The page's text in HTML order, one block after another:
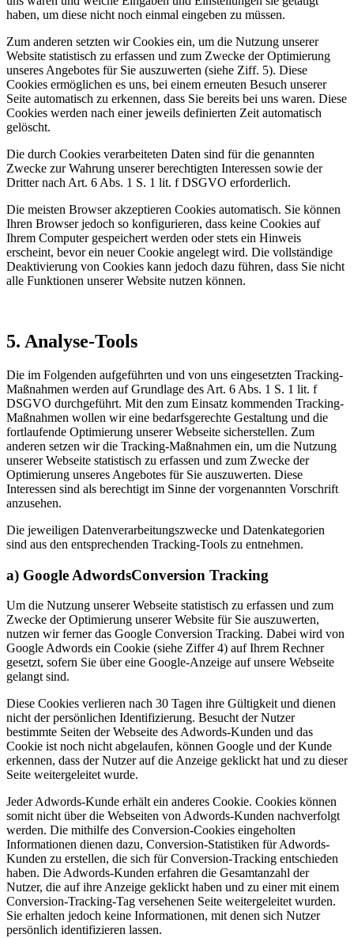
haben, um diese nicht noch einmal eingeben zu müssen.
Zum anderen setzten wir Cookies ein, um die Nutzung unserer
Website statistisch zu erfassen und zum Zwecke der Optimierung
unseres Angebotes für Sie auszuwerten (siehe Ziff. 5). Diese
Cookies ermöglichen es uns, bei einem erneuten Besuch unserer
Seite automatisch zu erkennen, dass Sie bereits bei uns waren. Diese
Cookies werden nach einer jeweils definierten Zeit automatisch
gelöscht.
Die durch Cookies verarbeiteten Daten sind für die genannten
Zwecke zur Wahrung unserer berechtigten Interessen sowie der
Dritter nach Art. 6 Abs. 1 S. 1 lit. f DSGVO erforderlich.
Die meisten Browser akzeptieren Cookies automatisch. Sie können
Ihren Browser jedoch so konfigurieren, dass keine Cookies auf
Ihrem Computer gespeichert werden oder stets ein Hinweis
erscheint, bevor ein neuer Cookie angelegt wird. Die vollständige
Deaktivierung von Cookies kann jedoch dazu führen, dass Sie nicht
alle Funktionen unserer Website nutzen können.
5. Analyse-Tools
Die im Folgenden aufgeführten und von uns eingesetzten Tracking-
Maßnahmen werden auf Grundlage des Art. 6 Abs. 1 S. 1 lit. f
DSGVO durchgeführt. Mit den zum Einsatz kommenden Tracking-
Maßnahmen wollen wir eine bedarfsgerechte Gestaltung und die
fortlaufende Optimierung unserer Webseite sicherstellen. Zum
anderen setzen wir die Tracking-Maßnahmen ein, um die Nutzung
unserer Webseite statistisch zu erfassen und zum Zwecke der
Optimierung unseres Angebotes für Sie auszuwerten. Diese
Interessen sind als berechtigt im Sinne der vorgenannten Vorschrift
anzusehen.
Die jeweiligen Datenverarbeitungszwecke und Datenkategorien
sind aus den entsprechenden Tracking-Tools zu entnehmen.
a) Google AdwordsConversion Tracking
Um die Nutzung unserer Webseite statistisch zu erfassen und zum
Zwecke der Optimierung unserer Website für Sie auszuwerten,
nutzen wir ferner das Google Conversion Tracking. Dabei wird von
Google Adwords ein Cookie (siehe Ziffer 4) auf Ihrem Rechner
gesetzt, sofern Sie über eine Google-Anzeige auf unsere Webseite
gelangt sind.
Diese Cookies verlieren nach 30 Tagen ihre Gültigkeit und dienen
nicht der persönlichen Identifizierung. Besucht der Nutzer
bestimmte Seiten der Webseite des Adwords-Kunden und das
Cookie ist noch nicht abgelaufen, können Google und der Kunde
erkennen, dass der Nutzer auf die Anzeige geklickt hat und zu dieser
Seite weitergeleitet wurde.
Jeder Adwords-Kunde erhält ein anderes Cookie. Cookies können
somit nicht über die Webseiten von Adwords-Kunden nachverfolgt
werden. Die mithilfe des Conversion-Cookies eingeholten
Informationen dienen dazu, Conversion-Statistiken für Adwords-
Kunden zu erstellen, die sich für Conversion-Tracking entschieden
haben. Die Adwords-Kunden erfahren die Gesamtanzahl der
Nutzer, die auf ihre Anzeige geklickt haben und zu einer mit einem
Conversion-Tracking-Tag versehenen Seite weitergeleitet wurden.
Sie erhalten jedoch keine Informationen, mit denen sich Nutzer
persönlich identifizieren lassen.